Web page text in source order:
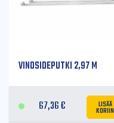
VINOSIDEPUTKI 2,97 M
67,36€ LISÄÄ
KORIIN